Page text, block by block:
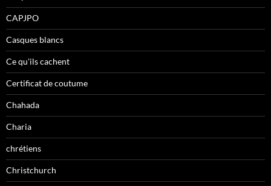
CAPJPO
Casques blancs
Ce qu'ils cachent
Certificat de coutume
Chahada
Charia
chrétiens
Christchurch